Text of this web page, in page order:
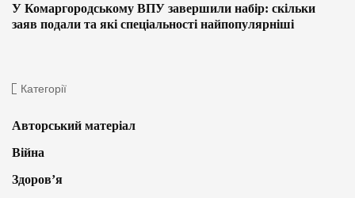
У Комаргородському ВПУ завершили набір: скільки
заяв подали та які спеціальності найпопулярніші
Категорії
Авторський матеріал
Війна
Здоров’я